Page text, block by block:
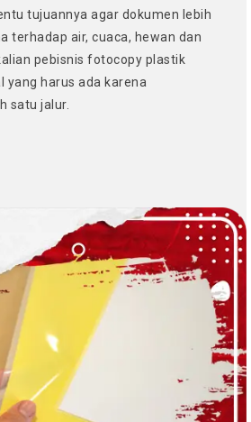
tujuannya agar dokumen lebih
terhadap air, cuaca, hewan dan
pebisnis fotocopy plastik
yang harus ada karena
satu jalur.